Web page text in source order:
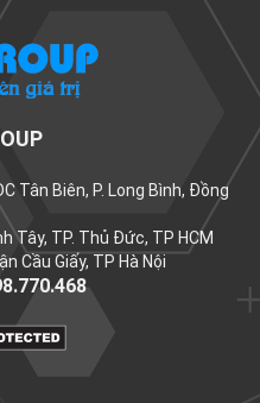
Tân Biên, P. Long Bình, Đồng
Tây, TP. Thủ Đức, TP HCM
Cầu Giấy, TP Hà Nội